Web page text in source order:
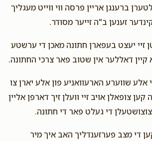
ברענגן אריין פרסה ווי ווייט מעגליך
זענען ב"ה זייער מסודר.
יעצט בעפארן חתונה מאכן די ערשטע
קיין דאללער אין שטוב פאר צרכי החתונה.
אלע שווערע הארעוואניע פון אלע יארן צו
צופאלן אויב זיי וועלן זיך דארפן אליין
די געלט פאר די חתונה.
קען די מצב פערזענדליך האב איך מיר